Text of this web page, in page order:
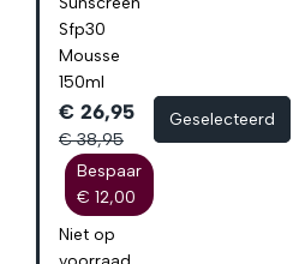
Sfp30
Mousse
150ml
€ 26,95
€ 38,95
Bespaar
€ 12,00
Niet op
Geselecteerd